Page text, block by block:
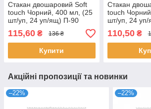
Стакан двошаровий Soft
touch Чорний, 400 мл, (25
шт/уп, 24 уп/ящ) П-90
115,60 ₴ 136 ₴
Купити
Стакан
touch
шт/уп, 24
110,50₴
Акційні пропозиції та новинки
–22% –22%